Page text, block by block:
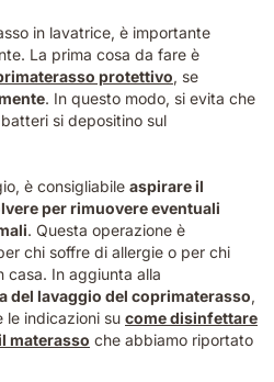
in lavatrice, è importante
La prima cosa da fare è
protettivo, se
. In questo modo, si evita che
si depositino sul
è consigliabile aspirare il
per rimuovere eventuali
. Questa operazione è
chi soffre di allergie o per chi
casa. In aggiunta alla
del lavaggio del coprimaterasso,
le indicazioni su come disinfettare
materasso che abbiamo riportato